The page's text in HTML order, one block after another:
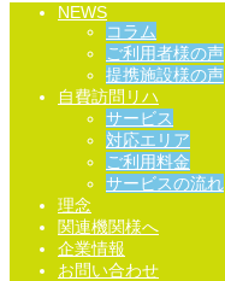
NEWS
コラム
ご利用者様の声
提携施設様の声
自費訪問リハ
サービス
対応エリア
ご利用料金
サービスの流れ
理念
関連機関様へ
企業情報
お問い合わせ